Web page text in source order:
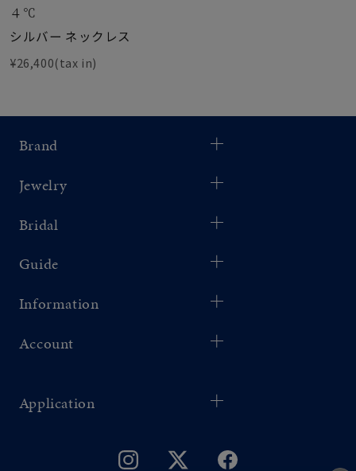
４℃
シルバー ネックレス
¥26,400(tax in)
Brand
Jewelry
Bridal
Guide
Information
Account
Application